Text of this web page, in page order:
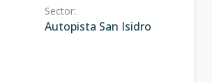
Sector:
Autopista San Isidro